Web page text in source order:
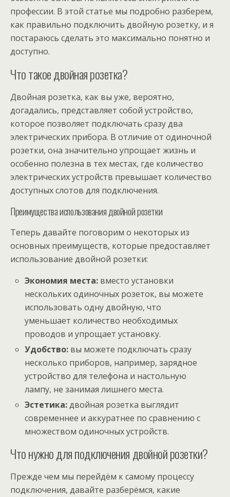
профессии. В этой статье мы подробно разберем,
как правильно подключить двойную розетку, и я
постараюсь сделать это максимально понятно и
доступно.
Что такое двойная розетка?
Двойная розетка, как вы уже, вероятно,
догадались, представляет собой устройство,
которое позволяет подключать сразу два
электрических прибора. В отличие от одиночной
розетки, она значительно упрощает жизнь и
особенно полезна в тех местах, где количество
электрических устройств превышает количество
доступных слотов для подключения.
Преимущества использования двойной розетки
Теперь давайте поговорим о некоторых из
основных преимуществ, которые предоставляет
использование двойной розетки:
Экономия места: вместо установки
нескольких одиночных розеток, вы можете
использовать одну двойную, что
уменьшает количество необходимых
проводов и упрощает установку.
Удобство: вы можете подключать сразу
несколько приборов, например, зарядное
устройство для телефона и настольную
лампу, не занимая лишнего места.
Эстетика:двойная розетка выглядит
современнее и аккуратнее по сравнению с
множеством одиночных устройств.
Что нужно для подключения двойной розетки?
Прежде чем мы перейдём к самому процессу
подключения, давайте разберёмся, какие